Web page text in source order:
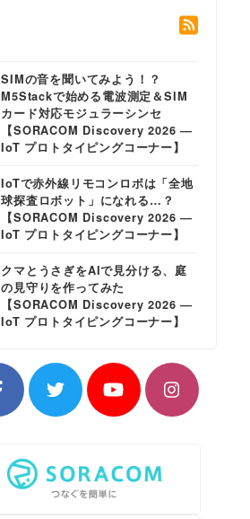
SIMの音を聞いてみよう！？
M5Stackで始める電波測定＆SIM
カード対応モジュラーシンセ
【SORACOM Discovery 2026 ―
IoT プロトタイピングコーナー】
IoTで赤外線リモコンロボは「全地
球探査ロボット」になれる…？
【SORACOM Discovery 2026 ―
IoT プロトタイピングコーナー】
クマとうさぎをAIで見分ける、庭
の見守りを作ってみた
【SORACOM Discovery 2026 ―
IoT プロトタイピングコーナー】